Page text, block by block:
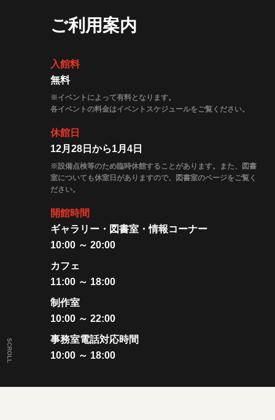
SCROLL
ご利用案内
入館料
無料
※イベントによって有料となります。
各イベントの料金はイベントスケジュールをご覧ください。
休館日
12月28日から1月4日
※設備点検等のため臨時休館することがあります。また、図書
室についても休室日がありますので、図書室のページをご覧く
ださい。
開館時間
ギャラリー・図書室・情報コーナー
10:00 ～ 20:00
カフェ
11:00 ～ 18:00
制作室
10:00 ～ 22:00
事務室電話対応時間
10:00 ～ 18:00